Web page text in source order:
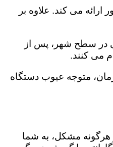
می کند. علاوه بر
در سطح شهر، پس از
می کنند.
زمان، متوجه عیوب دستگاه
هرگونه مشکل، به شما